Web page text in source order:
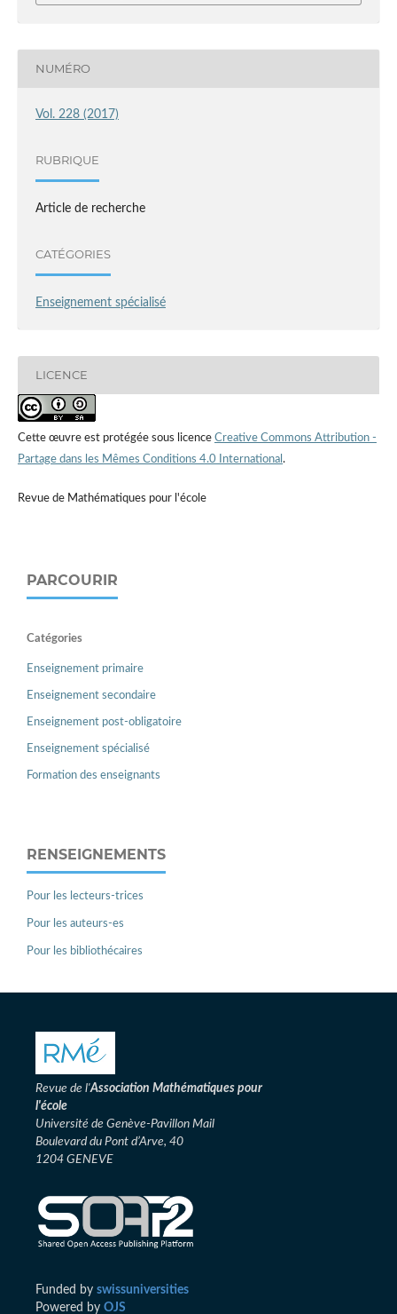
NUMÉRO
Vol. 228 (2017)
RUBRIQUE
Article de recherche
CATÉGORIES
Enseignement spécialisé
LICENCE
Cette œuvre est protégée sous licence Creative Commons Attribution -
Partage dans les Mêmes Conditions 4.0 International .
Revue de Mathématiques pour l'école
PARCOURIR
Catégories
Enseignement primaire
Enseignement secondaire
Enseignement post-obligatoire
Enseignement spécialisé
Formation des enseignants
RENSEIGNEMENTS
Pour les lecteurs-trices
Pour les auteurs-es
Pour les bibliothécaires
Revue de l'Association Mathématiques pour
l'école
Université de Genève-Pavillon Mail
Boulevard du Pont d’Arve, 40
1204 GENEVE
Funded by swissuniversities
Powered by OJS